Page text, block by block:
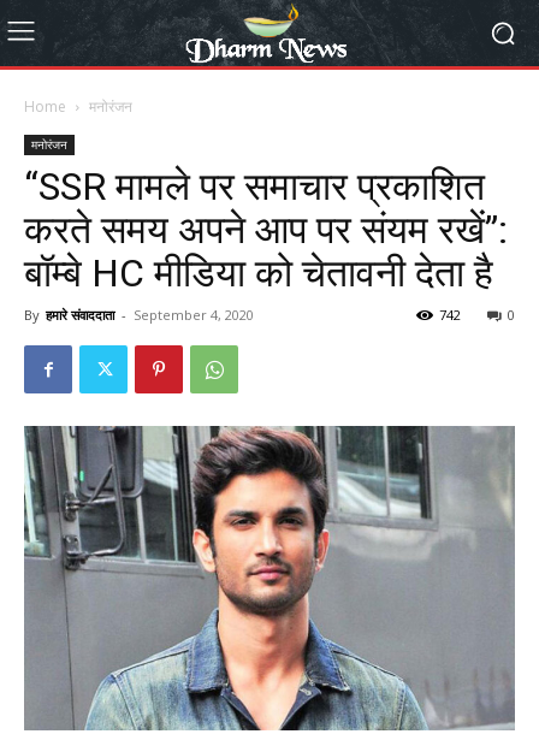
Home मनोरंजन
मनोरंजन
“SSR मामले पर समाचार प्रकाशित
करते समय अपने आप पर संयम रखें”:
बॉम्बे HC मीडिया को चेतावनी देता है
By हमारे संवाददाता - September 4, 2020 0
742